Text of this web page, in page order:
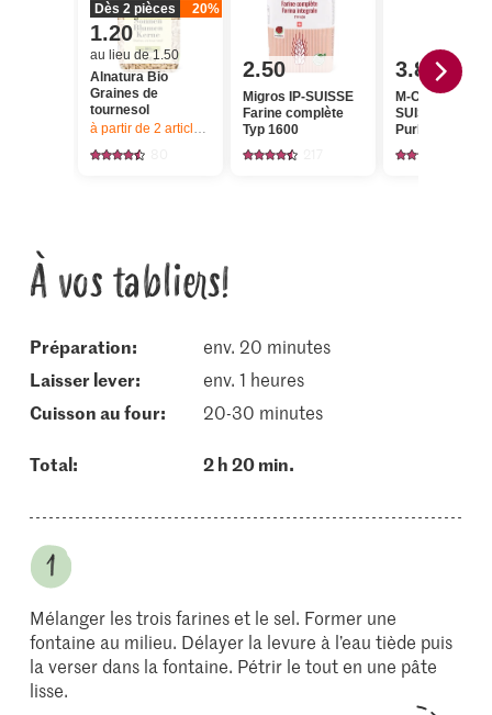
Dès 2 pièces 20%
1.20
au lieu de 1.50
Alnatura Bio
Graines de
tournesol
à partir de 2 articles, Offre valable du 6.8 au 12.8.2026, jusqu’à
2.50
Migros IP-SUISSE
Farine complète
Typ 1600
3.80
M-Classic IP-
SUISSE Farine
PurÉpeautre
Classic
À vos tabliers!
Préparation:
env. 20 minutes
laisser lever:
env. 1 heures
cuisson au four:
20-30 minutes
Total: 2 h 20 min.
Mélanger les trois farines et le sel. Former une
fontaine au milieu. Délayer la levure à l’eau tiède puis
la verser dans la fontaine. Pétrir le tout en une pâte
lisse.